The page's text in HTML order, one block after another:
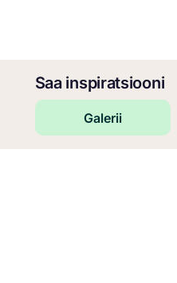
Saa inspiratsiooni
Galerii